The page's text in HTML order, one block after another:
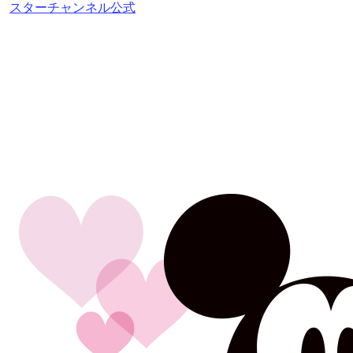
スターチャンネル公式